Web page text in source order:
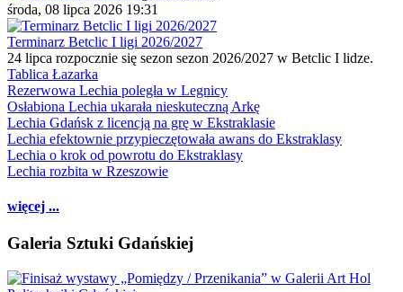
środa, 08 lipca 2026 19:31
Terminarz Betclic I ligi 2026/2027
24 lipca rozpocznie się sezon sezon 2026/2027 w Betclic I lidze.
Tablica Łazarka
Rezerwowa Lechia poległa w Legnicy
Osłabiona Lechia ukarała nieskuteczną Arkę
Lechia Gdańsk z licencją na grę w Ekstraklasie
Lechia efektownie przypieczętowała awans do Ekstraklasy
Lechia o krok od powrotu do Ekstraklasy
Lechia rozbita w Rzeszowie
więcej ...
Galeria Sztuki Gdańskiej